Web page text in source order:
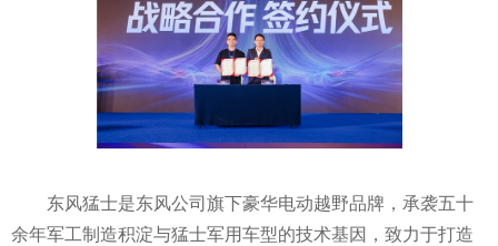
东风猛士是东风公司旗下豪华电动越野品牌，承袭五十
余年军工制造积淀与猛士军用车型的技术基因，致力于打造